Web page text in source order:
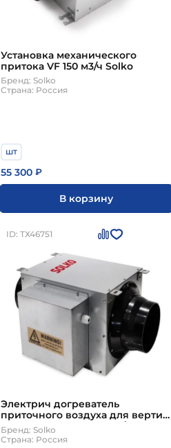
Установка механического
притока VF 150 м3/ч Solko
Бренд: Solko
Страна: Россия
шт
55 300 ₽
В корзину
ID: ТХ46751
Электрич догреватель
приточного воздуха для вертик.
установок VH 65 500 м3/ч Solko
Бренд: Solko
Страна: Россия